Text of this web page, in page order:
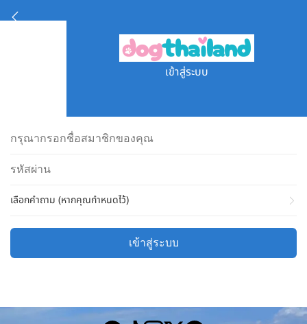
เข้าสู่ระบบ
เลือกคำถาม (หากคุณกำหนดไว้)
เข้าสู่ระบบ